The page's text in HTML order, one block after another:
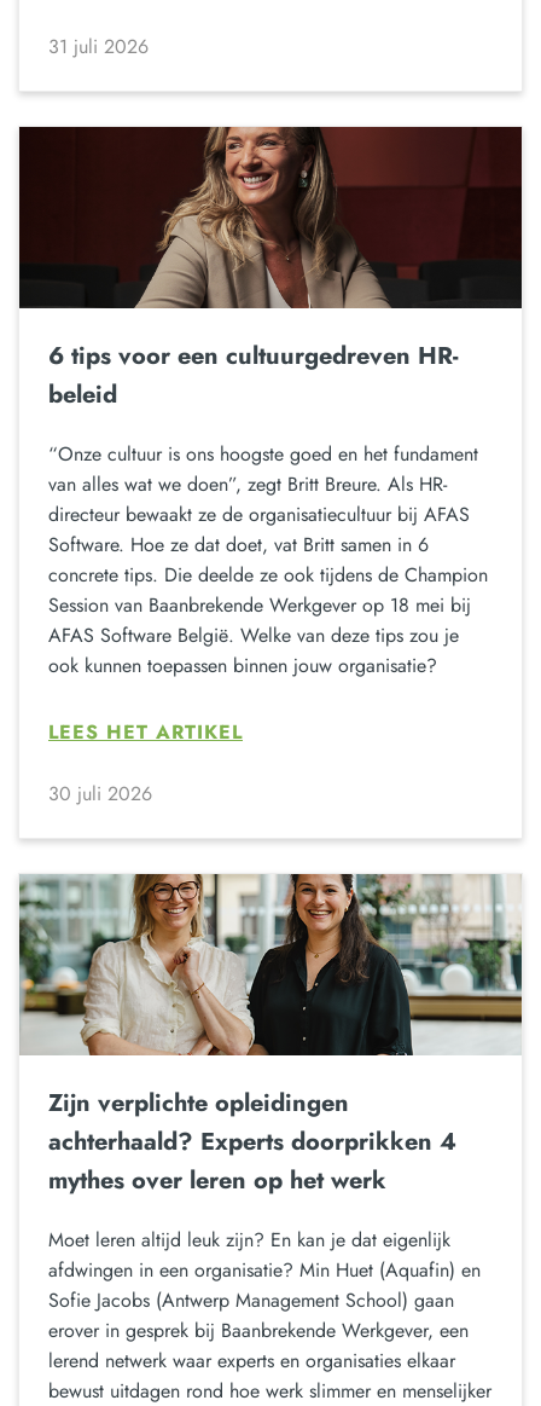
31 juli 2026
6 tips voor een cultuurgedreven HR-
beleid
“Onze cultuur is ons hoogste goed en het fundament
van alles wat we doen”, zegt Britt Breure. Als HR-
directeur bewaakt ze de organisatiecultuur bij AFAS
Software. Hoe ze dat doet, vat Britt samen in 6
concrete tips. Die deelde ze ook tijdens de Champion
Session van Baanbrekende Werkgever op 18 mei bij
AFAS Software België. Welke van deze tips zou je
ook kunnen toepassen binnen jouw organisatie?
LEES HET ARTIKEL
30 juli 2026
Zijn verplichte opleidingen
achterhaald? Experts doorprikken 4
mythes over leren op het werk
Moet leren altijd leuk zijn? En kan je dat eigenlijk
afdwingen in een organisatie? Min Huet (Aquafin) en
Sofie Jacobs (Antwerp Management School) gaan
erover in gesprek bij Baanbrekende Werkgever, een
lerend netwerk waar experts en organisaties elkaar
bewust uitdagen rond hoe werk slimmer en menselijker